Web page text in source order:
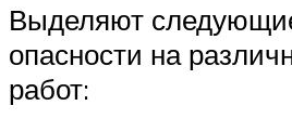
Выделяют
опасности на
работ: